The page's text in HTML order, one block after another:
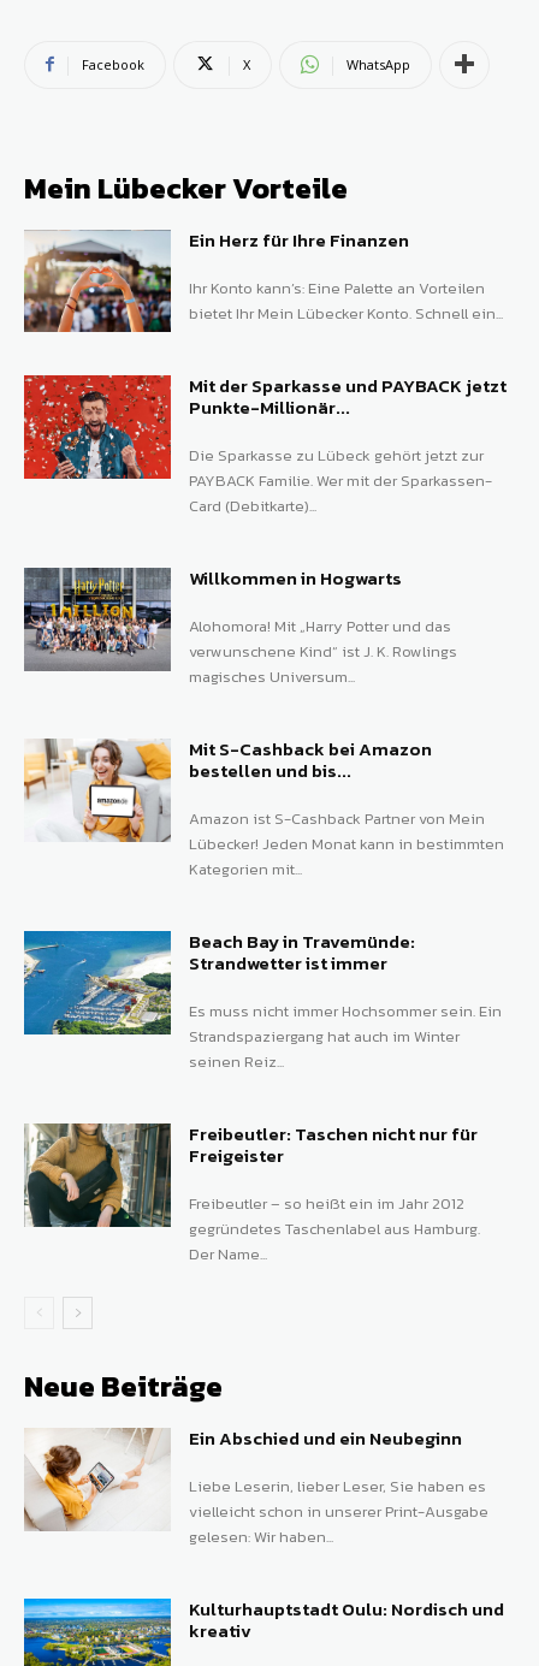
Facebook X WhatsApp
Mein Lübecker Vorteile
Ein Herz für Ihre Finanzen
Ihr Konto kann’s: Eine Palette an Vorteilen
bietet Ihr Mein Lübecker Konto. Schnell ein...
Mit der Sparkasse und PAYBACK jetzt
Punkte-Millionär...
Die Sparkasse zu Lübeck gehört jetzt zur
PAYBACK Familie. Wer mit der Sparkassen-
Card (Debitkarte)...
Willkommen in Hogwarts
Alohomora! Mit „Harry Potter und das
verwunschene Kind“ ist J. K. Rowlings
magisches Universum...
Mit S-Cashback bei Amazon
bestellen und bis...
Amazon ist S-Cashback Partner von Mein
Lübecker! Jeden Monat kann in bestimmten
Kategorien mit...
Beach Bay in Travemünde:
Strandwetter ist immer
Es muss nicht immer Hochsommer sein. Ein
Strandspaziergang hat auch im Winter
seinen Reiz...
Freibeutler: Taschen nicht nur für
Freigeister
Freibeutler – so heißt ein im Jahr 2012
gegründetes Taschenlabel aus Hamburg.
Der Name...
Neue Beiträge
Ein Abschied und ein Neubeginn
Liebe Leserin, lieber Leser, Sie haben es
vielleicht schon in unserer Print-Ausgabe
gelesen: Wir haben...
Kulturhauptstadt Oulu: Nordisch und
kreativ